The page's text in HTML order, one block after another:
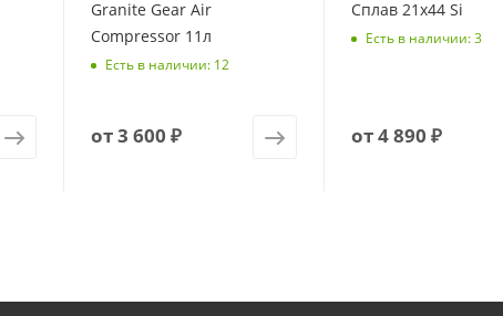
Granite Gear Air
Compressor 11л
Есть в наличии: 12
от3 600 ₽
Сплав 21х44 Si
Есть в наличии: 3
от4 890 ₽